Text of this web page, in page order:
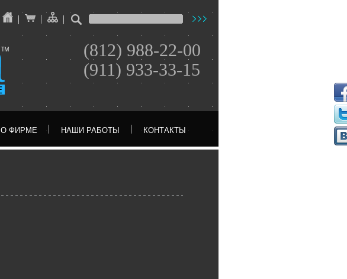
(812) 988-22-00
(911) 933-33-15
О ФИРМЕ НАШИ РАБОТЫ КОНТАКТЫ